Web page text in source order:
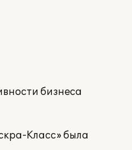
бизнеса
Класс» была